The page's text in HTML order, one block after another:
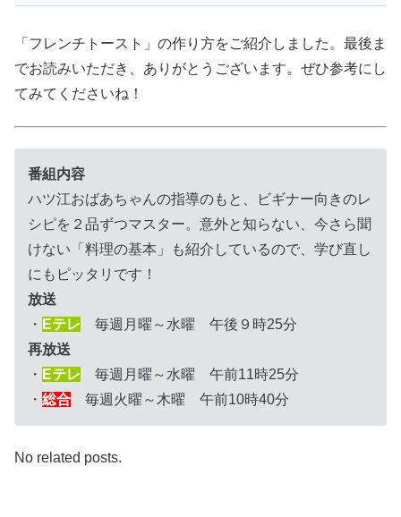
「フレンチトースト」の作り方をご紹介しました。最後ま
でお読みいただき、ありがとうございます。ぜひ参考にし
てみてくださいね！
番組内容
ハツ江おばあちゃんの指導のもと、ビギナー向きのレ
シピを２品ずつマスター。意外と知らない、今さら聞
けない「料理の基本」も紹介しているので、学び直し
にもピッタリです！
放送
・ Eテレ 毎週月曜～水曜 午後９時25分
再放送
・ Eテレ 毎週月曜～水曜 午前11時25分
・ 総合 毎週火曜～木曜 午前10時40分
No related posts.